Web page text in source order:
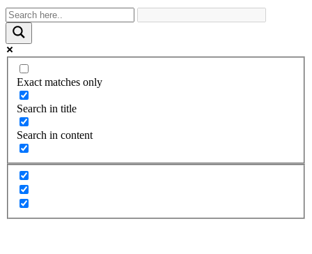
Exact matches only
Search in title
Search in content